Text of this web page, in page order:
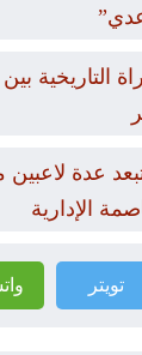
التاريخية
عدة لاعبين
الإدارية
تويتر